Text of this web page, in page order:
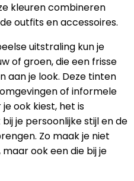
kleuren combineren
outfits en accessoires.
uitstraling kun je
of groen, die een frisse
aan je look. Deze tinten
of informele
ook kiest, het is
je persoonlijke stijl en de
Zo maak je niet
ook een die bij je